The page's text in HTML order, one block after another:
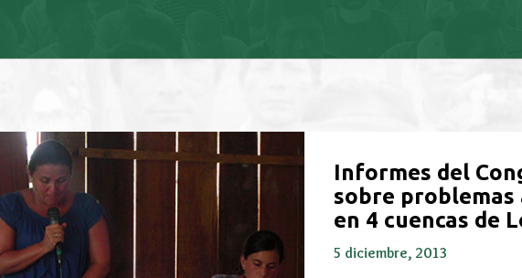
Informes del
sobre problemas
en 4 cuencas de
5 diciembre, 2013